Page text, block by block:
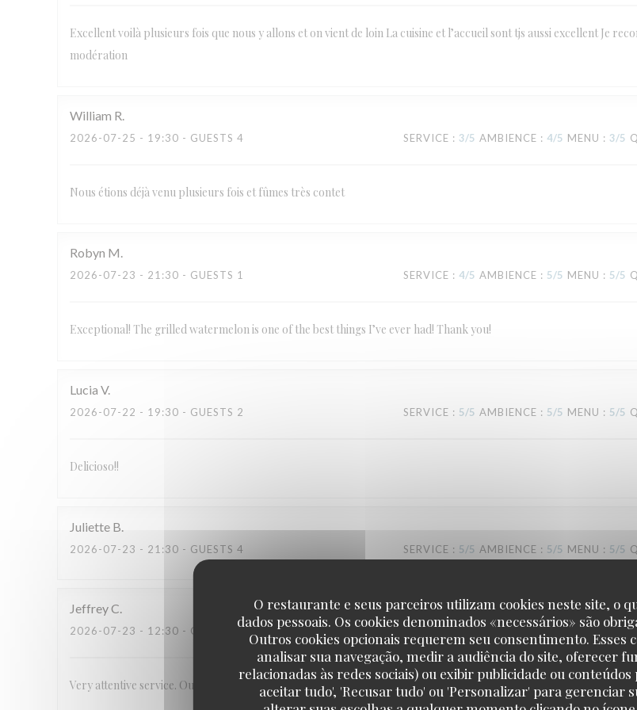
O restaurante e seus parceiros utilizam cookies neste site, o
dados pessoais. Os cookies denominados «necessários» são
Outros cookies opcionais requerem seu consentimento. Esses
analisar sua navegação, medir a audiência do site, oferecer
relacionadas às redes sociais) ou exibir publicidade ou
aceitar tudo', 'Recusar tudo' ou 'Personalizar' para gerenciar
Excellent voilà plusieurs fois que nous y allons et on vient de loin La cuisine et l’accueil sont tjs aussi excellent Je
modération
William R
2026-07-25 - 19:30 - GUESTS 4 SERVICE : 3/5 AMBIENCE : 4/5 MENU : 3/5
Nous étions déjà venu plusieurs fois et fûmes très contet
Robyn M
2026-07-23 - 21:30 - GUESTS 1 SERVICE : 4/5 AMBIENCE : 5/5 MENU : 5/5
Exceptional! The grilled watermelon is one of the best things I’ve ever had! Thank you!
Lucia V
2026-07-22 - 19:30 - GUESTS 2 SERVICE : 5/5 AMBIENCE : 5/5 MENU : 5/5
Delicioso!!
Juliette B
2026-07-23 - 21:30 - GUESTS 4 SERVICE : 5/5 AMBIENCE : 5/5 MENU : 5/5
JeffreyC
2026-07-23 - 12:30 - GUESTS 2 SERVICE: 5/5 AMBIENCE: 5/5 MENU : 5/5
Very attentive service. Outstanding, unique food.